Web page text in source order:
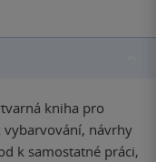
kniha pro
vybarvování, návrhy
k samostatné práci,